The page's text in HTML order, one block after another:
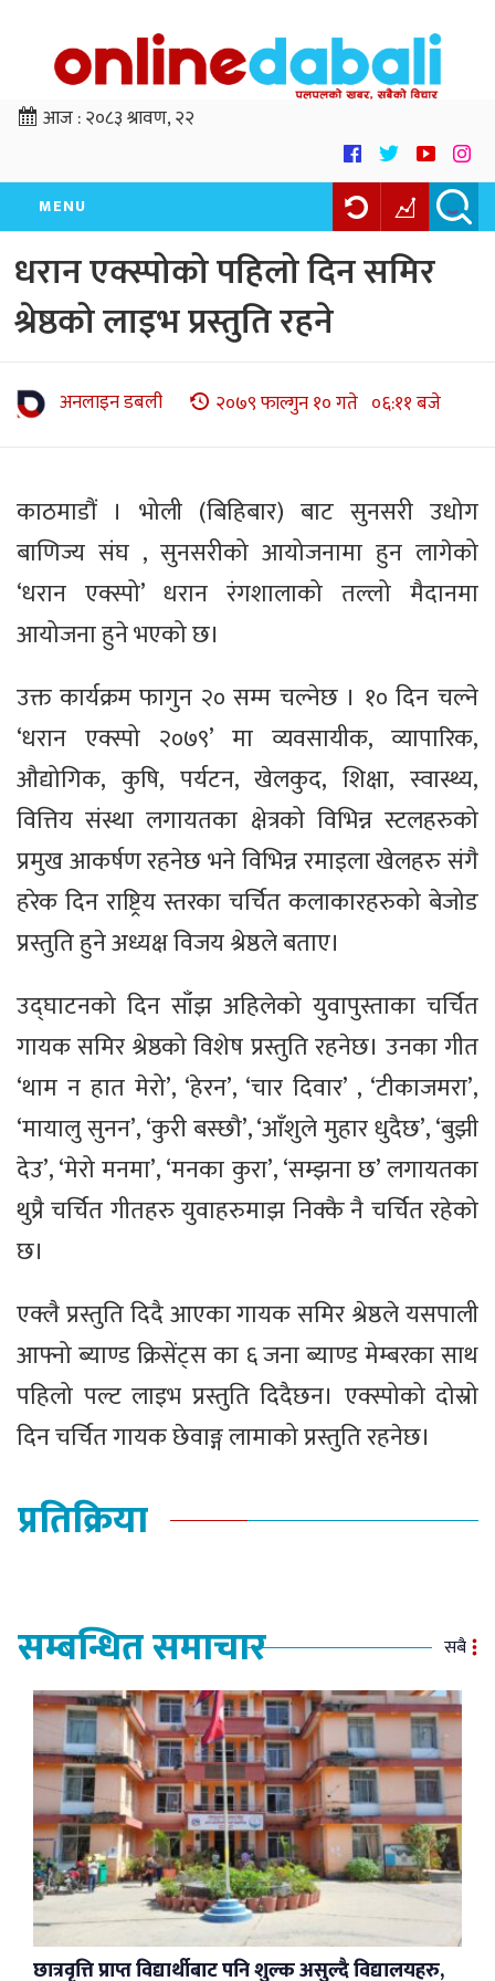
आज :२०८३ श्रावण, २२
MENU
धरान एक्स्पोको पहिलो दिन समिर
श्रेष्ठको लाइभ प्रस्तुति रहने
अनलाइन डबली २०७९ फाल्गुन १० गते ०६:११ बजे
काठमाडौं । भोली (बिहिबार) बाट सुनसरी उधोग
बाणिज्य संघ , सुनसरीको आयोजनामा हुन लागेको
‘धरान एक्स्पो’ धरान रंगशालाको तल्लो मैदानमा
आयोजना हुने भएको छ।
उक्त कार्यक्रम फागुन २० सम्म चल्नेछ । १० दिन चल्ने
‘धरान एक्स्पो २०७९’ मा व्यवसायीक, व्यापारिक,
औद्योगिक, कुषि, पर्यटन, खेलकुद, शिक्षा, स्वास्थ्य,
वित्तिय संस्था लगायतका क्षेत्रको विभिन्न स्टलहरुको
प्रमुख आकर्षण रहनेछ भने विभिन्न रमाइला खेलहरु संगै
हरेक दिन राष्ट्रिय स्तरका चर्चित कलाकारहरुको बेजोड
प्रस्तुति हुने अध्यक्ष विजय श्रेष्ठले बताए।
उद्घाटनको दिन साँझ अहिलेको युवापुस्ताका चर्चित
गायक समिर श्रेष्ठको विशेष प्रस्तुति रहनेछ। उनका गीत
‘थाम न हात मेरो’, ‘हेरन’, ‘चार दिवार’ , ‘टीकाजमरा’,
‘मायालु सुनन’, ‘कुरी बस्छौ’, ‘आँशुले मुहार धुदैछ’, ‘बुझी
देउ’, ‘मेरो मनमा’, ‘मनका कुरा’, ‘सम्झना छ’ लगायतका
थुप्रै चर्चित गीतहरु युवाहरुमाझ निक्कै नै चर्चित रहेको
छ।
एक्लै प्रस्तुति दिदै आएका गायक समिर श्रेष्ठले यसपाली
आफ्नो ब्याण्ड क्रिसेंट्स का ६ जना ब्याण्ड मेम्बरका साथ
पहिलो पल्ट लाइभ प्रस्तुति दिदैछन। एक्स्पोको दोस्रो
दिन चर्चित गायक छेवाङ्ग लामाको प्रस्तुति रहनेछ।
प्रतिक्रिया
सम्बन्धित समाचार सबै
छात्रवृत्ति प्राप्त विद्यार्थीबाट पनि शुल्क असुल्दै विद्यालयहरु,